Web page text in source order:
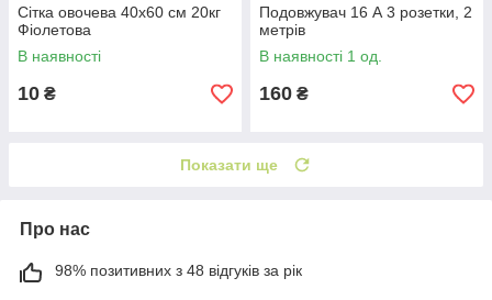
Сітка овочева 40х60 см 20кг
Фіолетова
В наявності
10 ₴
Подовжувач 16 А 3 розетки, 2
метрів
В наявності 1 од.
160 ₴
Показати ще
Про нас
98% позитивних з 48 відгуків за рік